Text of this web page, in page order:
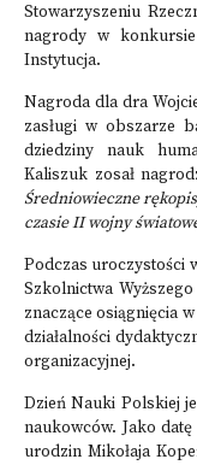
Stowarzyszeniu
nagrody w
Instytucja.
Nagroda dla dra
zasługi w obszarze
dziedziny nauk
Kaliszuk zosał
Średniowieczne
czasie II wojny
Podczas uroczystości
Szkolnictwa
znaczące osiągnięcia
działalności
organizacyjnej.
Dzień Nauki Polskiej
naukowców. Jako
urodzin Mikołaja